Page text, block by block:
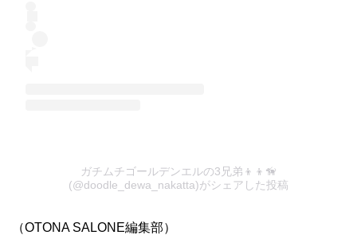
ガチムチゴールデンエルの3兄弟👦👦🦮
(@doodle_dewa_nakatta)がシェアした投稿
（OTONA SALONE編集部）